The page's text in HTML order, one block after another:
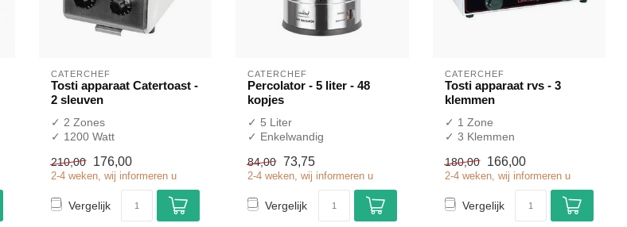
CATERCHEF
Tosti apparaat Catertoast -
2 sleuven
✓ 2 Zones
✓ 1200 Watt
210,00
176,00
2-4 weken, wij informeren u
Vergelijk
CATERCHEF
Percolator - 5 liter - 48
kopjes
✓ 5 Liter
✓ Enkelwandig
84,00 73,75
2-4 weken, wij informeren u
Vergelijk
CATERCHEF
Tosti apparaat rvs - 3
klemmen
✓ 1 Zone
✓ 3 Klemmen
✓ 230 Volt
180,00 166,00
2-4 weken, wij informeren u
Vergelijk